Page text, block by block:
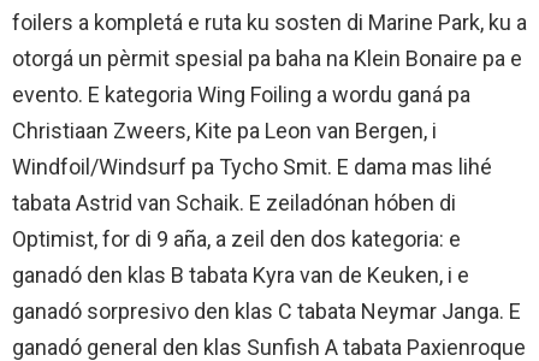
foilers a kompletá e ruta ku sosten di Marine Park, ku a
otorgá un pèrmit spesial pa baha na Klein Bonaire pa e
evento. E kategoria Wing Foiling a wordu ganá pa
Christiaan Zweers, Kite pa Leon van Bergen, i
Windfoil/Windsurf pa Tycho Smit. E dama mas lihé
tabata Astrid van Schaik. E zeiladónan hóben di
Optimist, for di 9 aña, a zeil den dos kategoria: e
ganadó den klas B tabata Kyra van de Keuken, i e
ganadó sorpresivo den klas C tabata Neymar Janga. E
ganadó general den klas Sunfish A tabata Paxienroque